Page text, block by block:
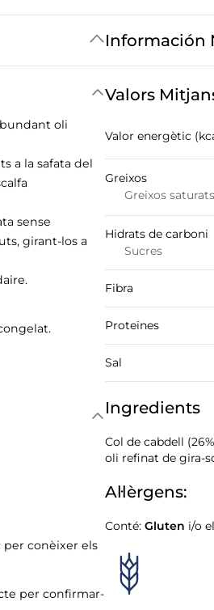
oli
a la safata del
sense
girant-los a
per conèixer els
per confirmar-
Información
Valors
Valor energètic
Greixos
Greixos saturats
Hidrats de carboni
Sucres
Fibra
Proteïnes
Sal
Ingredients
Col de cabdell
oli refinat de gira-
Al·lèrgens:
Conté: Gluten i/o